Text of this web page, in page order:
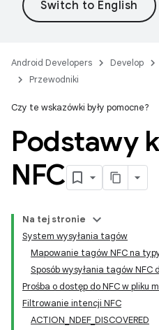
Android Developers Develop
Przewodniki
Czy te wskazówki były pomocne?
Podstawy
NFC
Na tej stronie
System wysyłania tagów
Mapowanie tagów NFC na
Sposób wysyłania tagów NFC
Prośba o dostęp do NFC w pliku
Filtrowanie intencji NFC
ACTION_NDEF_DISCOVERED